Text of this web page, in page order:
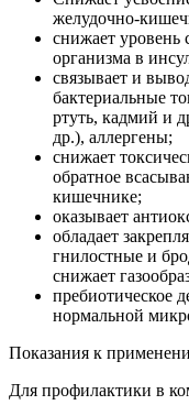
желудочно-
снижает уровень
организма в
связывает и
бактериальные
ртуть, кадмий и
др.), аллергены;
снижает
обратное
кишечнике;
оказывает
обладает
гнилостные и
снижает
пребиотическое
нормальной
Показания к
Для профилактики в